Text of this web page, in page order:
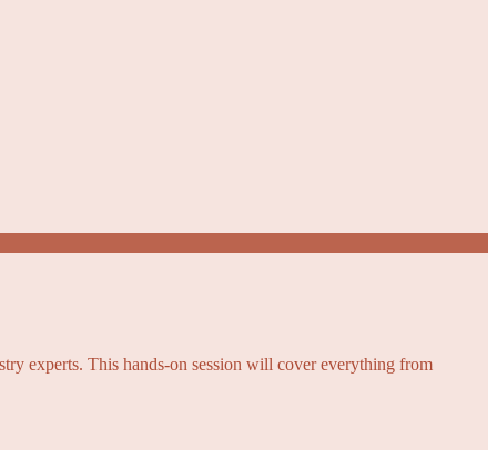
experts. This hands-on session will cover everything from